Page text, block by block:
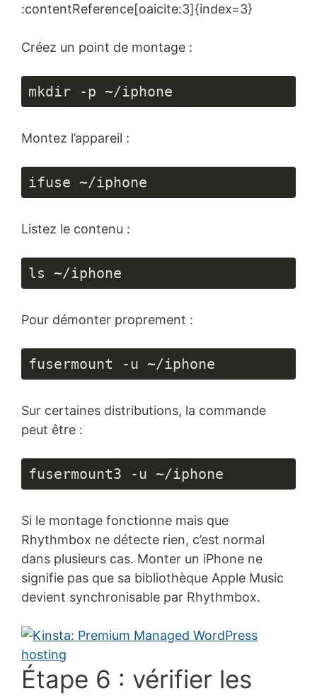
:contentReference[oaicite:3]{index=3}
Créez un point de montage :
mkdir -p ~/iphone
Montez l’appareil :
ifuse ~/iphone
Listez le contenu :
ls ~/iphone
Pour démonter proprement :
fusermount -u ~/iphone
Sur certaines distributions, la commande
peut être :
fusermount3 -u ~/iphone
Si le montage fonctionne mais que
Rhythmbox ne détecte rien, c’est normal
dans plusieurs cas. Monter un iPhone ne
signifie pas que sa bibliothèque Apple Music
devient synchronisable par Rhythmbox.
Étape 6 : vérifier les